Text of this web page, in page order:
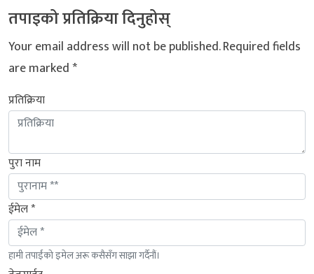
तपाइको प्रतिक्रिया दिनुहोस्
Your email address will not be published.Required fields
are marked*
प्रतिक्रिया
पुरा नाम
ईमेल *
हामी तपाईंको इमेल अरू कसैसँग साझा गर्दैनौं।